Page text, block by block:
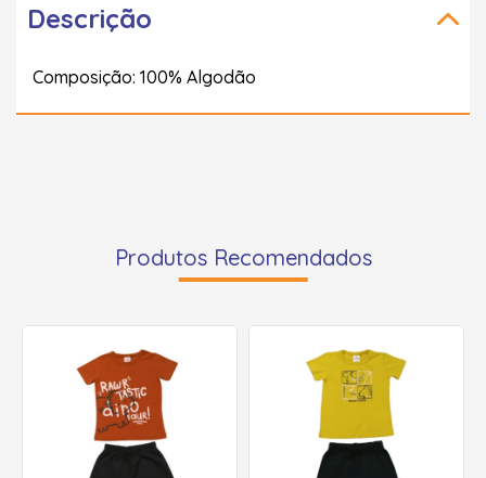
Descrição
Composição: 100% Algodão
Produtos Recomendados